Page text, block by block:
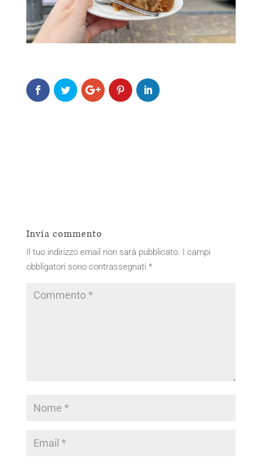
Invia commento
Il tuo indirizzo email non sarà pubblicato. I campi
obbligatori sono contrassegnati *